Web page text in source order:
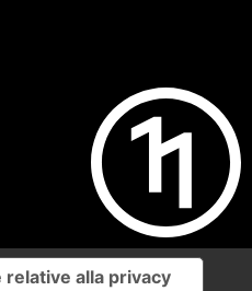
alla privacy